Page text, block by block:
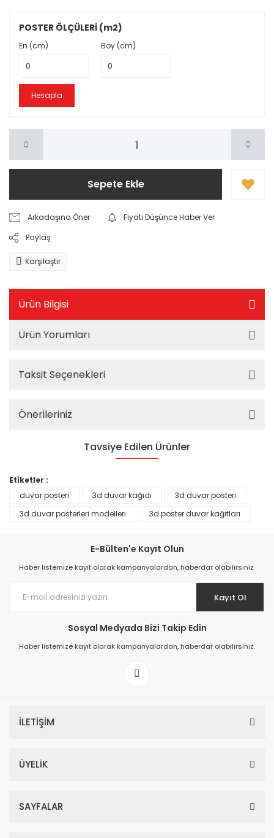
POSTER ÖLÇÜLERİ (m2)
En (cm) Boy (cm)
Hesapla
Sepete Ekle
Arkadaşına Öner
Fiyatı Düşünce Haber Ver
Paylaş
Karşılaştır
Ürün Bilgisi
Ürün Yorumları
Taksit Seçenekleri
Önerileriniz
Tavsiye Edilen Ürünler
Etiketler :
duvar posteri
3d duvar kağıdı
3d duvar posteri
3d duvar posterleri modelleri
3d poster duvar kağıtları
E-Bülten'e Kayıt Olun
Haber listemize kayıt olarak kampanyalardan, haberdar olabilirsiniz.
Kayıt Ol
Sosyal Medyada Bizi Takip Edin
Haber listemize kayıt olarak kampanyalardan, haberdar olabilirsiniz.
İLETİŞİM
ÜYELİK
SAYFALAR